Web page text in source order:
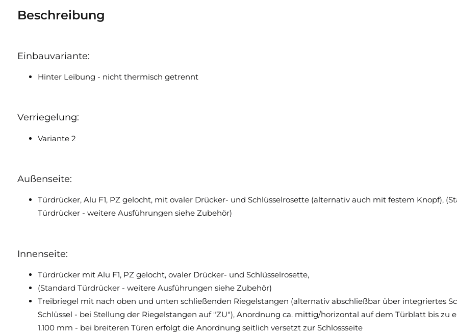
Beschreibung
Einbauvariante:
Hinter Leibung - nicht thermisch getrennt
Verriegelung:
Variante 2
Außenseite:
Türdrücker, Alu F1, PZ gelocht, mit ovaler Drücker- und Schlüsselrosette (alternativ auch mit festem Knopf),
Türdrücker - weitere Ausführungen siehe Zubehör)
Innenseite:
Türdrücker mit Alu F1, PZ gelocht, ovaler Drücker- und Schlüsselrosette,
(Standard Türdrücker - weitere Ausführungen siehe Zubehör)
Treibriegel mit nach oben und unten schließenden Riegelstangen (alternativ abschließbar über integriertes
Schlüssel - bei Stellung der Riegelstangen auf "ZU"), Anordnung ca. mittig/horizontal auf dem Türblatt bis zu
1.100 mm - bei breiteren Türen erfolgt die Anordnung seitlich versetzt zur Schlossseite